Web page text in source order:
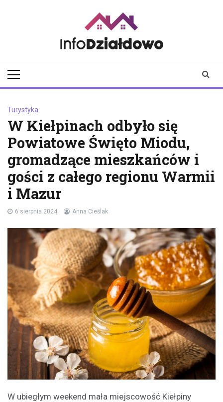
Turystyka
W Kiełpinach odbyło się
Powiatowe Święto Miodu,
gromadzące mieszkańców i
gości z całego regionu Warmii
i Mazur
6 sierpnia 2024 Anna Cieślak
W ubiegłym weekend mała miejscowość Kiełpiny